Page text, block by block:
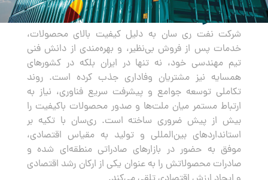
صادرات
شرکت نفت ری سان به دلیل کیفیت بالای محصولات،
خدمات پس از فروش بی‌نظیر، و بهره‌مندی از دانش فنی
تیم مهندسی خود، نه تنها در ایران بلکه در کشورهای
همسایه نیز مشتریان وفاداری جذب کرده است. روند
تکاملی توسعه جوامع و پیشرفت سریع فناوری، نیاز به
ارتباط مستمر میان ملت‌ها و صدور محصولات باکیفیت را
بیش از پیش ضروری ساخته است. ری‌سان با تکیه بر
استانداردهای بین‌المللی و تولید به مقیاس اقتصادی،
موفق به حضور در بازارهای صادراتی منطقه‌ای شده و
صادرات محصولاتش را به عنوان یکی از ارکان رشد اقتصادی